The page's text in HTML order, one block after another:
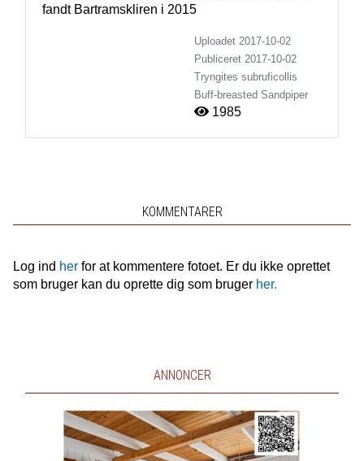
fandt Bartramskliren i 2015
Uploadet 2017-10-02
Publiceret 2017-10-02
Tryngites subruficollis
Buff-breasted Sandpiper
1985
KOMMENTARER
Log ind herfor at kommentere fotoet. Er du ikke oprettet
som bruger kan du oprette dig som bruger her.
ANNONCER